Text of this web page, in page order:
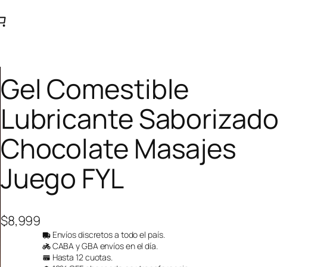
Gel Comestible
Lubricante Saborizado
Chocolate Masajes
Juego FYL
$8,999
Envíos discretos a todo el país.
CABA y GBA envíos en el día.
Hasta 12 cuotas.